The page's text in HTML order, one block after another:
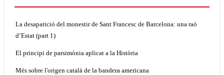
La desaparició del monestir de Sant Francesc de Barcelona: una raó
d’Estat (part 1)
El principi de parsimònia aplicat a la Història
Més sobre l'origen català de la bandera americana